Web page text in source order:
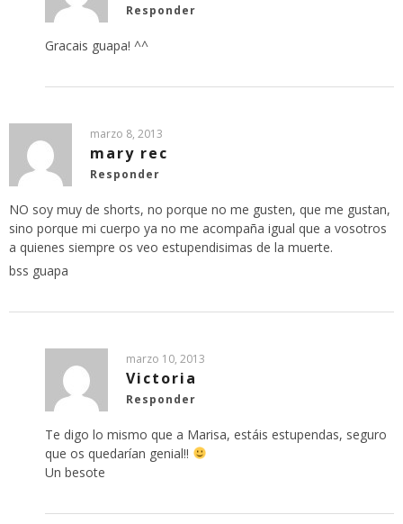
Responder
Gracais guapa! ^^
marzo 8, 2013
mary rec
Responder
NO soy muy de shorts, no porque no me gusten, que me gustan,
sino porque mi cuerpo ya no me acompaña igual que a vosotros
a quienes siempre os veo estupendisimas de la muerte.
bss guapa
marzo 10, 2013
Victoria
Responder
Te digo lo mismo que a Marisa, estáis estupendas, seguro
que os quedarían genial!!
Un besote